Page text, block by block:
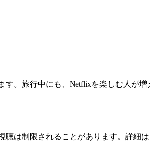
。旅行中にも、Netflixを楽しむ人が増
は制限されることがあります。詳細